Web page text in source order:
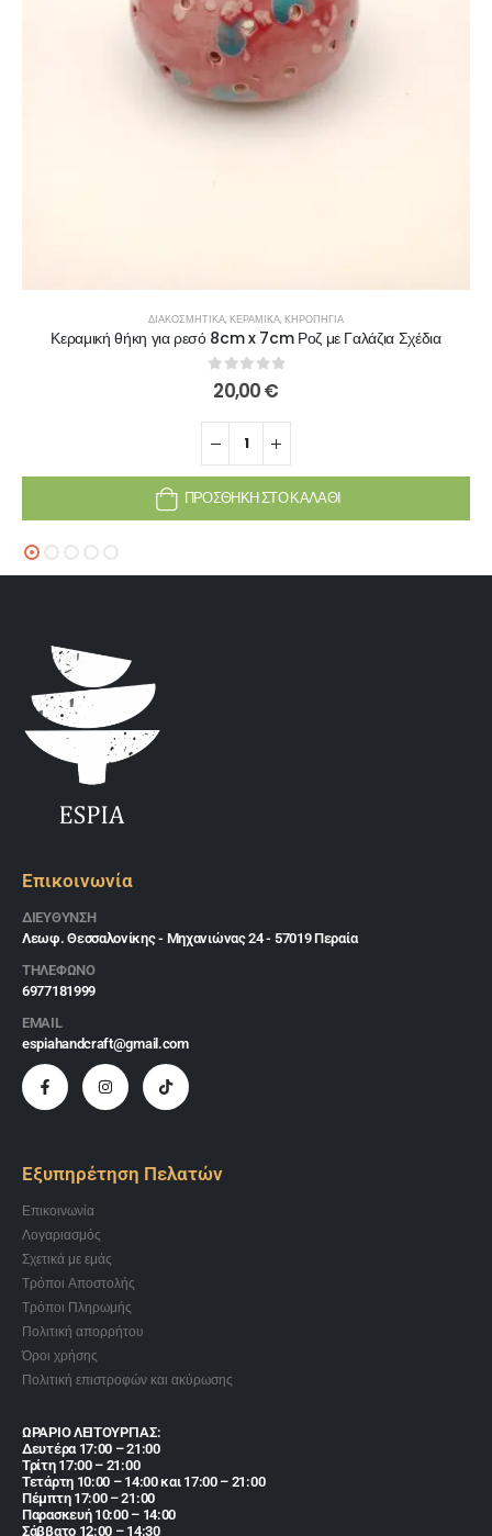
ΔΙΑΚΟΣΜΗΤΙΚΆ,ΚΕΡΑΜΙΚΆ,ΚΗΡΟΠΉΓΙΑ
Κεραμική θήκη για ρεσό 8cm x 7cm Ροζ με Γαλάζια Σχέδια
0out of 5
20,00€
ΠΡΟΣΘΉΚΗ ΣΤΟ ΚΑΛΆΘΙ
Επικοινωνία
ΔΙΕΎΘΥΝΣΗ
Λεωφ. Θεσσαλονίκης - Μηχανιώνας 24 - 57019 Περαία
ΤΗΛΕΦΩΝΟ
6977181999
EMAIL
espiahandcraft@gmail.com
Εξυπηρέτηση Πελατών
Επικοινωνία
Λογαριασμός
Σχετικά με εμάς
Τρόποι Αποστολής
Τρόποι Πληρωμής
Πολιτική απορρήτου
Όροι χρήσης
Πολιτική επιστροφών και ακύρωσης
ΩΡΑΡΙΟ ΛΕΙΤΟΥΡΓΙΑΣ:
Δευτέρα 17:00 – 21:00
Τρίτη 17:00 – 21:00
Τετάρτη 10:00 – 14:00 και 17:00 – 21:00
Πέμπτη 17:00 – 21:00
Παρασκευή 10:00 – 14:00
Σάββατο 12:00 – 14:30